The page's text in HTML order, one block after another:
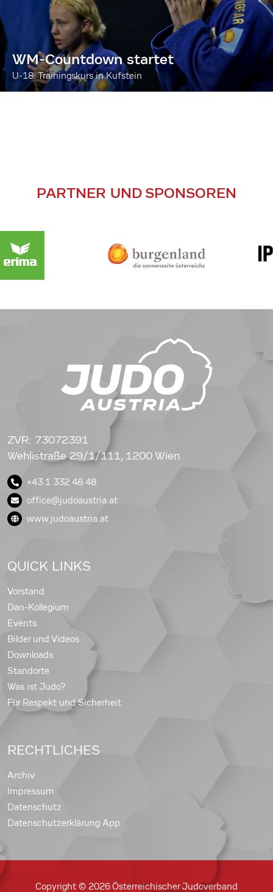
WM-Countdown startet
U-18: Trainingskurs in Kufstein
PARTNER UND SPONSOREN
ZVR: 73072391
Wehlistraße 29/1/111, 1200 Wien
+43 1 332 48 48
office@judoaustria.at
www.judoaustria.at
QUICK LINKS
Vorstand
Dan-Kollegium
Events
Bilder und Videos
Downloads
Standorte
Was ist Judo?
Für Respekt und Sicherheit
RECHTLICHES
Archiv
Impressum
Datenschutz
Datenschutzerklärung App
Copyright © 2026 Österreichischer Judoverband